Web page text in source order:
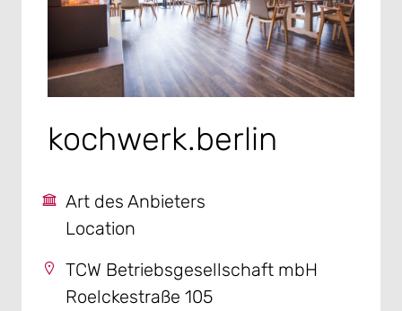
kochwerk.berlin
Art des Anbieters
Location
TCW Betriebsgesellschaft mbH
Roelckestraße 105